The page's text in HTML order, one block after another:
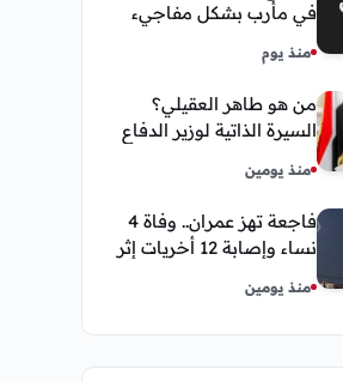
في مأرب بشكل مفاجيء
منذ يوم
من هو طاهر العقيلي؟
السيرة الذاتية لوزير الدفاع
مناصبه
منذ يومين
فاجعة تهز عمران.. وفاة 4
نساء وإصابة 12 أخريات إثر
اجتماعية
منذ يومين